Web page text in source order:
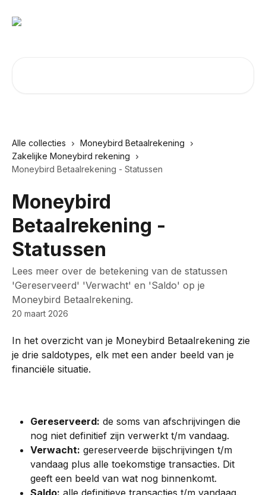
Alle collecties
Moneybird Betaalrekening
Zakelijke Moneybird rekening
Moneybird Betaalrekening - Statussen
Moneybird
Betaalrekening -
Statussen
Lees meer over de betekening van de statussen
'Gereserveerd' 'Verwacht' en 'Saldo' op je
Moneybird Betaalrekening.
20 maart 2026
In het overzicht van je Moneybird Betaalrekening zie
je drie saldotypes, elk met een ander beeld van je
financiële situatie.
Gereserveerd: de soms van afschrijvingen die
nog niet definitief zijn verwerkt t/m vandaag.
Verwacht: gereserveerde bijschrijvingen t/m
vandaag plus alle toekomstige transacties. Dit
geeft een beeld van wat nog binnenkomt.